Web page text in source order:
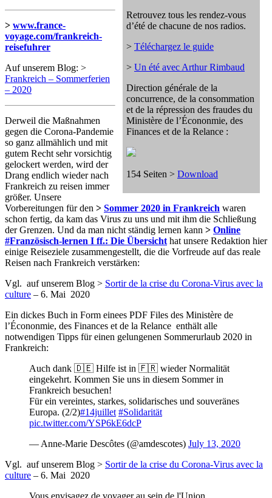
Retrouvez tous les rendez-vous
d’été de chacune de nos radios.
> Téléchargez le guide
> Un été avec Arthur Rimbaud
Direction générale de la
concurrence, de la consommation
et de la répression des fraudes du
Ministère de l’Écononmie, des
Finances et de la Relance :
154 Seiten > Download
> www.france-
voyage.com/frankreich-
reisefuhrer
Auf unserem Blog: >
Frankreich – Sommerferien
– 2020
Derweil die Maßnahmen
gegen die Corona-Pandemie
so ganz allmählich und mit
gutem Recht sehr vorsichtig
gelockert werden, wird der
Drang endlich wieder nach
Frankreich zu reisen immer
größer. Unsere
Vorbereitungen für den > Sommer 2020 in Frankreich waren
schon fertig, da kam das Virus zu uns und mit ihm die Schließung
der Grenzen. Und da man nicht ständig lernen kann > Online
#Französisch-lernen I ff.: Die Übersicht hat unsere Redaktion hier
einige Reiseziele zusammengestellt, die die Vorfreude auf das reale
Reisen nach Frankreich verstärken:
Vgl. auf unserem Blog > Sortir de la crise du Corona-Virus avec la
culture – 6. Mai 2020
Ein dickes Buch in Form einees PDF Files des Ministère de
l’Écononmie, des Finances et de la Relance enthält alle
notwendigen Tipps für einen gelungenen Sommerurlaub 2020 in
Frankreich:
Auch dank 🇩🇪 Hilfe ist in 🇫🇷 wieder Normalität
eingekehrt. Kommen Sie uns in diesem Sommer in
Frankreich besuchen!
Für ein vereintes, starkes, solidarisches und souveränes
Europa. (2/2)#14juillet #Solidarität
pic.twitter.com/YSP6kE6dcP
— Anne-Marie Descôtes (@amdescotes) July 13, 2020
Vgl. auf unserem Blog > Sortir de la crise du Corona-Virus avec la
culture – 6. Mai 2020
Vous envisagez de voyager au sein de l'Union